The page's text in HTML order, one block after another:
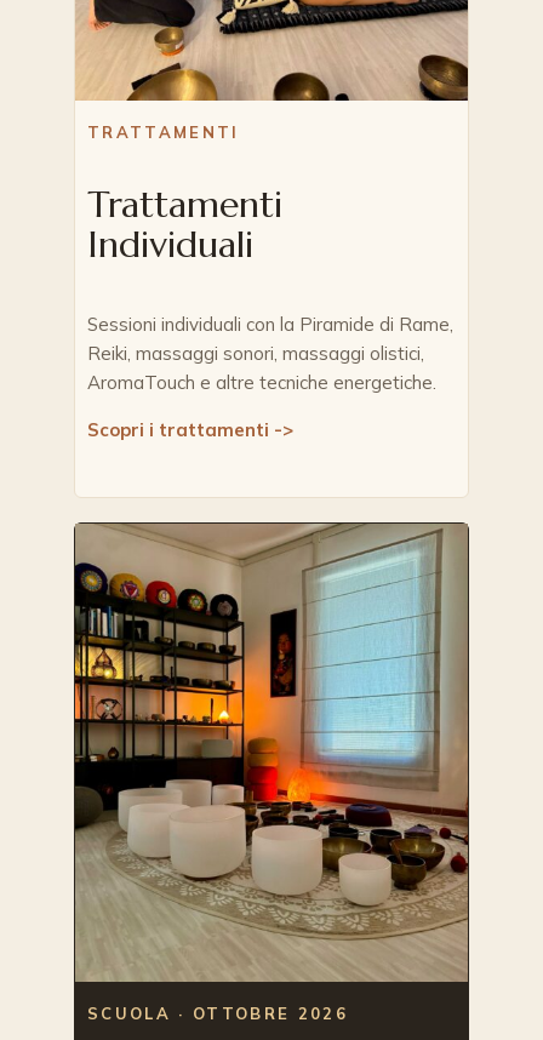
TRATTAMENTI
Trattamenti
Individuali
Sessioni individuali con la Piramide di Rame,
Reiki, massaggi sonori, massaggi olistici,
AromaTouch e altre tecniche energetiche.
Scopri i trattamenti ->
SCUOLA · OTTOBRE 2026